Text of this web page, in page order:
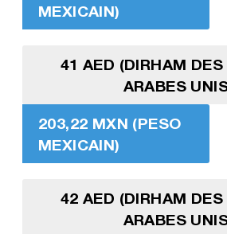
MEXICAIN)
41 AED (DIRHAM
ARABES
203,22 MXN (PESO
MEXICAIN)
42 AED (DIRHAM
ARABES